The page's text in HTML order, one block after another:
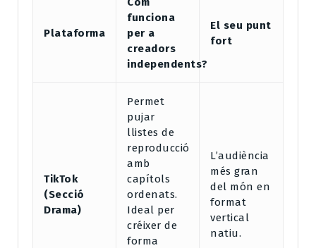
Plataforma
funciona
per a
creadors
independents?
El seu punt
fort
TikTok
(Secció
Drama)
Permet
pujar
llistes de
reproducció
amb
capítols
ordenats.
Ideal per
créixer de
forma
L’audiència
més gran
del món en
format
vertical
natiu.